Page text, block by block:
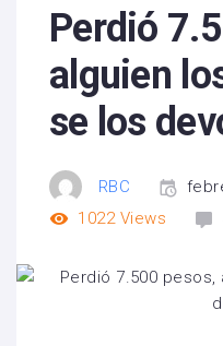
Perdió
alguien
se los
RBC
1022 Views